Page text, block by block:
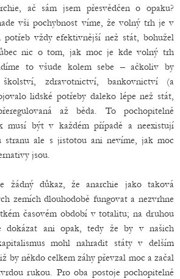
ač sám jsem přesvědčen o opaku?
vši pochybnost víme, že volný trh je v
potřeb vždy efektivnější než stát, bohužel
nic o tom, jak moc je kde volný trh
to všude kolem sebe – ačkoliv by
školství, zdravotnictví, bankovnictví (a
lidské potřeby daleko lépe než stát,
až běda. To pochopitelně
musí být v každém případě a neexistují
stranu ale s jistotou ani nevíme, jak moc
jsou.
žádný důkaz, že anarchie jako taková
zemích dlouhodobě fungovat a nezvrhne
časovém období v totalitu; na druhou
dokázat ani opak, tedy že by v našich
mohl nahradit státy v delším
by někdo celkem záhy převzal moc a začal
rukou. Pro oba postoje pochopitelně